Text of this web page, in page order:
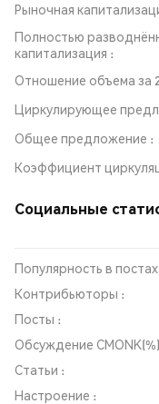
Рыночная
Полностью
капитализация
Отношение объема за
Циркулирующее
Общее предложение
Коэффициент
Социальные
Популярность в постах
Контрибьюторы :
Посты :
Обсуждение
Статьи :
Настроение :